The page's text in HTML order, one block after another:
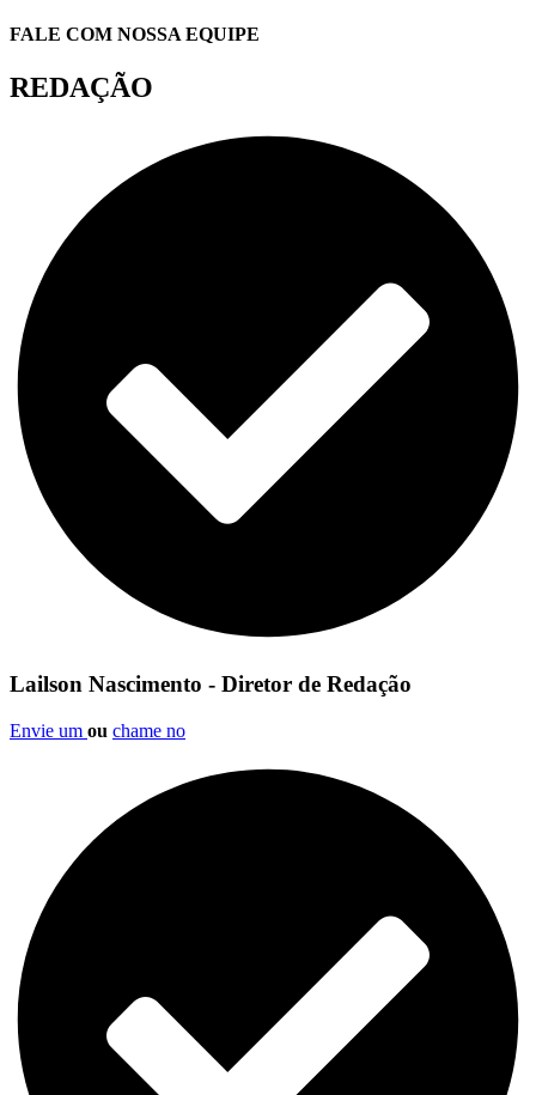
FALE COM NOSSA EQUIPE
REDAÇÃO
Lailson Nascimento - Diretor de Redação
Envie um ou chame no